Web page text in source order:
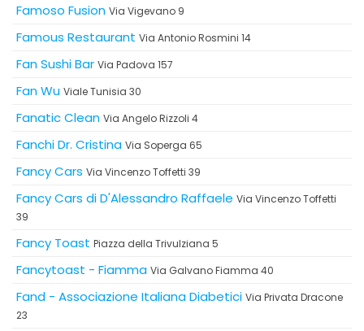
Famoso Fusion Via Vigevano 9
Famous Restaurant Via Antonio Rosmini 14
Fan Sushi Bar Via Padova 157
Fan Wu Viale Tunisia 30
Fanatic Clean Via Angelo Rizzoli 4
Fanchi Dr. Cristina Via Soperga 65
Fancy Cars Via Vincenzo Toffetti 39
Fancy Cars di D'Alessandro Raffaele Via Vincenzo Toffetti
39
Fancy Toast Piazza della Trivulziana 5
Fancytoast - Fiamma Via Galvano Fiamma 40
Fand - Associazione Italiana Diabetici Via Privata Dracone
23